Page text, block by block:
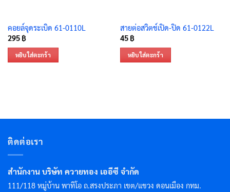
คอยล์จุดระเบิด 61-0110L
295 ฿
หยิบใส่ตะกร้า
สายต่อสวิตช์เปิด-ปิด 61-0122L
45 ฿
หยิบใส่ตะกร้า
ติดต่อเรา
สำนักงาน บริษัท ควายทอง เออีซี จำกัด
111/118 หมู่บ้าน พาทิโอ ถ.สรงประภา เขต/แขวง ดอนเมือง กทม.